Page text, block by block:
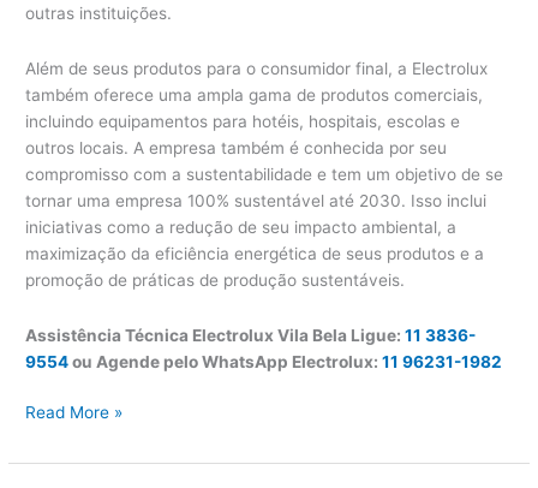
outras instituições.
Além de seus produtos para o consumidor final, a Electrolux
também oferece uma ampla gama de produtos comerciais,
incluindo equipamentos para hotéis, hospitais, escolas e
outros locais. A empresa também é conhecida por seu
compromisso com a sustentabilidade e tem um objetivo de se
tornar uma empresa 100% sustentável até 2030. Isso inclui
iniciativas como a redução de seu impacto ambiental, a
maximização da eficiência energética de seus produtos e a
promoção de práticas de produção sustentáveis.
Assistência Técnica Electrolux Vila Bela Ligue:11 3836-
9554ou Agende pelo WhatsApp Electrolux:11 96231-1982
Assistência
Electrolux
Read More »